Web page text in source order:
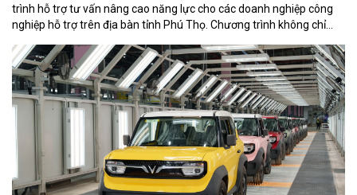
trình hỗ trợ tư vấn nâng cao năng lực cho các doanh nghiệp công
nghiệp hỗ trợ trên địa bàn tỉnh Phú Thọ. Chương trình không chỉ
quản trị tiên tiến của Toyota mà còn góp phần nâng cao năng lực
cạnh tranh, thúc đẩy phát triển công nghiệp hỗ trợ và kinh tế địa
phương.